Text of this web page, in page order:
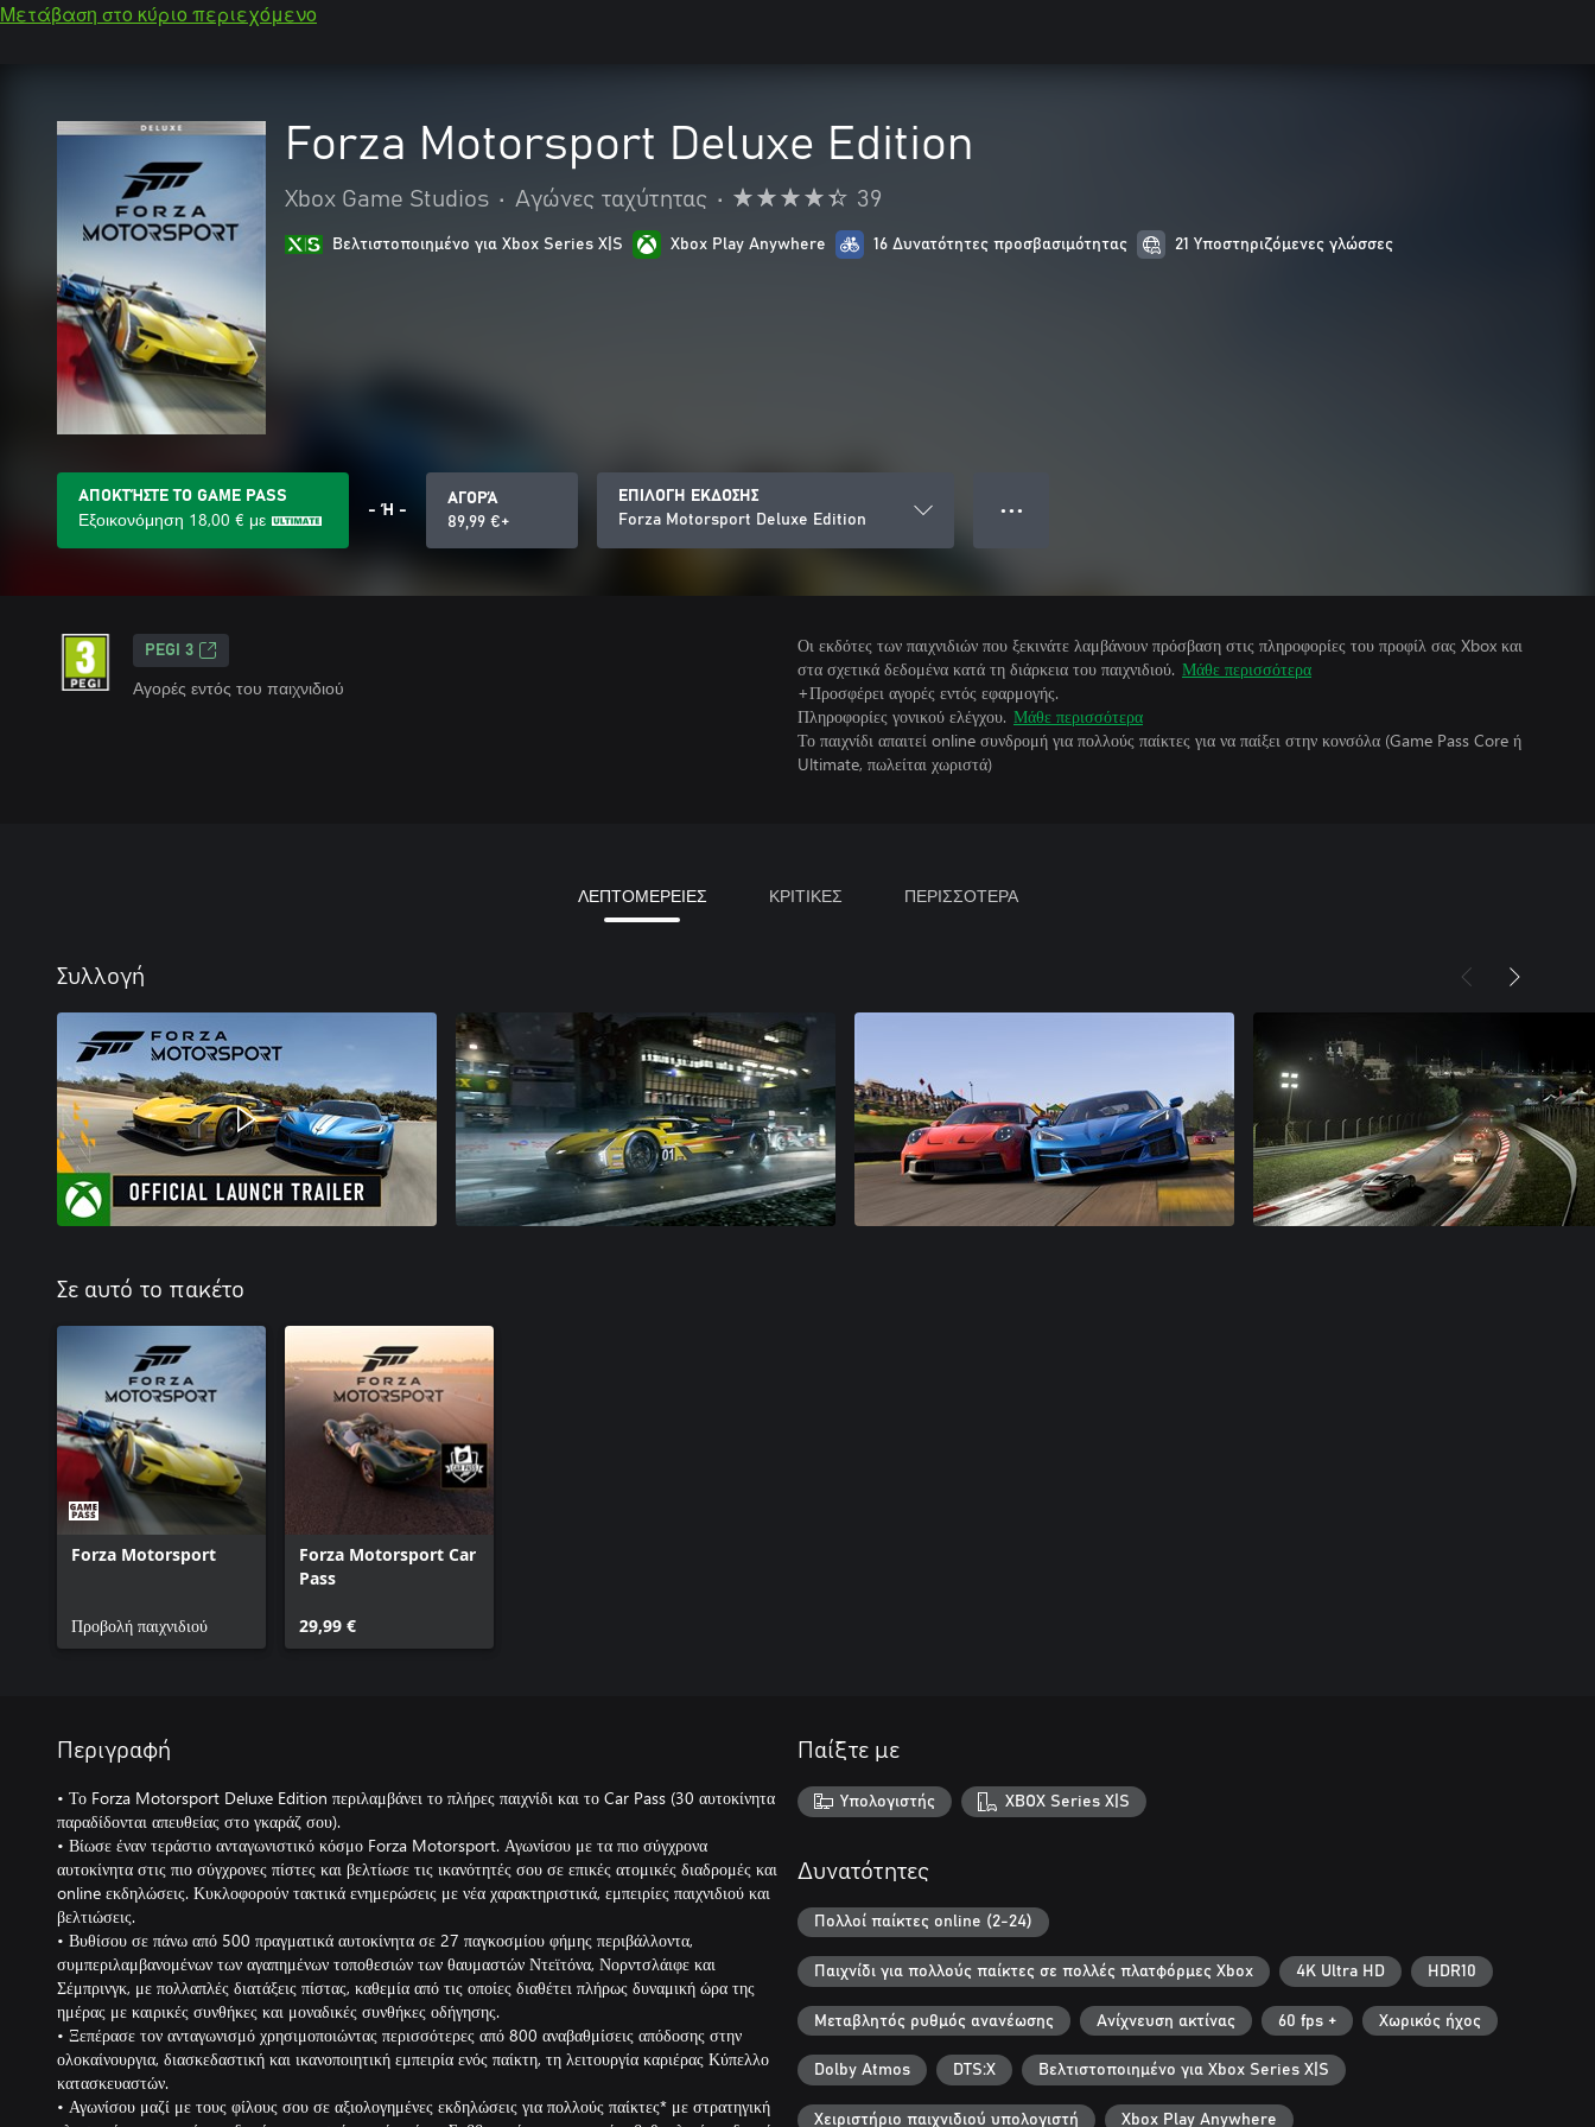
Μετάβαση στο κύριο περιεχόμενο
Forza Motorsport Deluxe Edition
Xbox Game Studios • Αγώνες ταχύτητας • 39
Βελτιστοποιημένο για Xbox Series X|S Xbox Play Anywhere 16 Δυνατότητες προσβασιμότητας 21 Υποστηριζόμενες γλώσσες
ΑΠΟΚΤΉΣΤΕ ΤΟ GAME PASS
Εξοικονόμηση 18,00 € με - Ή -
ΑΓΟΡΆ
89,99 €+
ΕΠΙΛΟΓΗ ΕΚΔΟΣΗΣ
Forza Motorsport Deluxe Edition
● ● ●
PEGI 3
Αγορές εντός του παιχνιδιού
Οι εκδότες των παιχνιδιών που ξεκινάτε λαμβάνουν πρόσβαση στις πληροφορίες του προφίλ σας Xbox και
στα σχετικά δεδομένα κατά τη διάρκεια του παιχνιδιού. Μάθε περισσότερα
+Προσφέρει αγορές εντός εφαρμογής.
Πληροφορίες γονικού ελέγχου. Μάθε περισσότερα
Το παιχνίδι απαιτεί online συνδρομή για πολλούς παίκτες για να παίξει στην κονσόλα (Game Pass Core ή
Ultimate, πωλείται χωριστά)
ΛΕΠΤΟΜΕΡΕΙΕΣ ΚΡΙΤΙΚΕΣ ΠΕΡΙΣΣΟΤΕΡΑ
Συλλογή
Σε αυτό το πακέτο
Forza Motorsport
Προβολή παιχνιδιού
Forza Motorsport Car
Pass
29,99 €
Περιγραφή
• Το Forza Motorsport Deluxe Edition περιλαμβάνει το πλήρες παιχνίδι και το Car Pass (30 αυτοκίνητα
παραδίδονται απευθείας στο γκαράζ σου).
• Βίωσε έναν τεράστιο ανταγωνιστικό κόσμο Forza Motorsport. Αγωνίσου με τα πιο σύγχρονα
αυτοκίνητα στις πιο σύγχρονες πίστες και βελτίωσε τις ικανότητές σου σε επικές ατομικές διαδρομές και
online εκδηλώσεις. Κυκλοφορούν τακτικά ενημερώσεις με νέα χαρακτηριστικά, εμπειρίες παιχνιδιού και
βελτιώσεις.
• Βυθίσου σε πάνω από 500 πραγματικά αυτοκίνητα σε 27 παγκοσμίου φήμης περιβάλλοντα,
συμπεριλαμβανομένων των αγαπημένων τοποθεσιών των θαυμαστών Ντεϊτόνα, Νορντσλάιφε και
Σέμπρινγκ, με πολλαπλές διατάξεις πίστας, καθεμία από τις οποίες διαθέτει πλήρως δυναμική ώρα της
ημέρας με καιρικές συνθήκες και μοναδικές συνθήκες οδήγησης.
• Ξεπέρασε τον ανταγωνισμό χρησιμοποιώντας περισσότερες από 800 αναβαθμίσεις απόδοσης στην
ολοκαίνουργια, διασκεδαστική και ικανοποιητική εμπειρία ενός παίκτη, τη λειτουργία καριέρας Κύπελλο
κατασκευαστών.
• Αγωνίσου μαζί με τους φίλους σου σε αξιολογημένες εκδηλώσεις για πολλούς παίκτες* με στρατηγική
Παίξτε με
Υπολογιστής XBOX Series X|S
Δυνατότητες
Πολλοί παίκτες online (2-24)
Παιχνίδι για πολλούς παίκτες σε πολλές πλατφόρμες Xbox 4K Ultra HD HDR10
Μεταβλητός ρυθμός ανανέωσης Ανίχνευση ακτίνας 60 fps + Χωρικός ήχος
Dolby Atmos DTS:X Βελτιστοποιημένο για Xbox Series X|S
Χειριστήριο παιχνιδιού υπολογιστή Xbox Play Anywhere